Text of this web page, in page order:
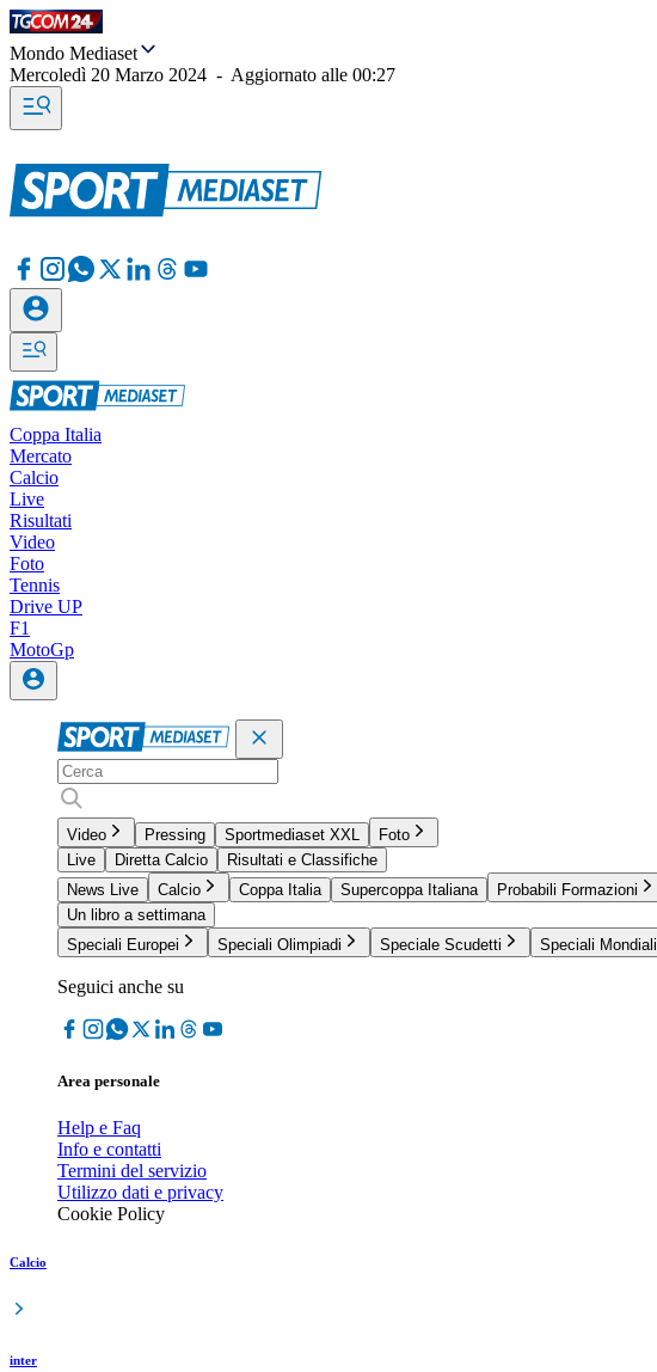
Mondo Mediaset
Mercoledì 20 Marzo 2024 - Aggiornato alle 00:27
Coppa Italia
Mercato
Calcio
Live
Risultati
Video
Foto
Tennis
Drive UP
F1
MotoGp
Video Pressing Sportmediaset XXL
Foto
Live
Diretta Calcio
Risultati e Classifiche
News Live
Calcio Coppa Italia Supercoppa Italiana Probabili Formazioni
Un libro a settimana
Speciali Europei
Speciali Olimpiadi Speciale Scudetti Speciali Mondiali
Seguici anche su
Area personale
Help e Faq
Info e contatti
Termini del servizio
Utilizzo dati e privacy
Cookie Policy
Calcio
inter